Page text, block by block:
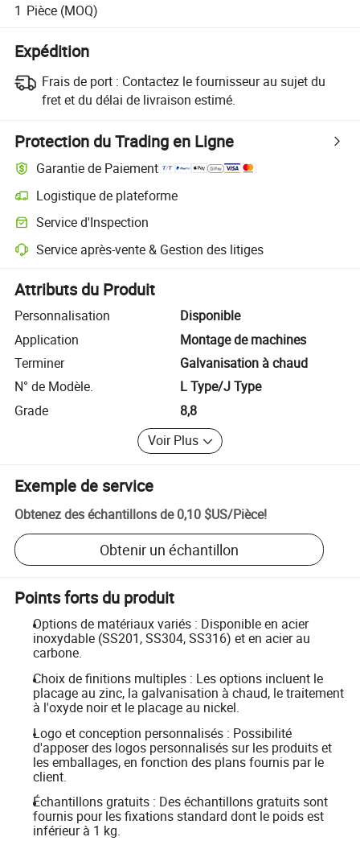
1 Pièce (MOQ)
Expédition
Frais de port : Contactez le fournisseur au sujet du
fret et du délai de livraison estimé.
Protection du Trading en Ligne
Garantie de Paiement
Logistique de plateforme
Suivi d'expédition plus clair avec des logistiques prises en charge par
Service d'Inspection
Inspection préalable à l'expédition optionnelle pour des contrôles de
Service après-vente & Gestion des litiges
Résolution des litiges assistée par la plateforme, y compris les
Attributs du Produit
Personnalisation
Disponible
Application
Montage de machines
Terminer
Galvanisation à chaud
N° de Modèle.
L Type/J Type
Grade
8,8
Voir Plus
Exemple de service
Obtenez des échantillons de 0,10 $US/Pièce!
Obtenir un échantillon
Points forts du produit
Options de matériaux variés : Disponible en acier
inoxydable (SS201, SS304, SS316) et en acier au
carbone.
Choix de finitions multiples : Les options incluent le
placage au zinc, la galvanisation à chaud, le traitement
à l'oxyde noir et le placage au nickel.
Logo et conception personnalisés : Possibilité
d'apposer des logos personnalisés sur les produits et
les emballages, en fonction des plans fournis par le
client.
Échantillons gratuits : Des échantillons gratuits sont
fournis pour les fixations standard dont le poids est
inférieur à 1 kg.